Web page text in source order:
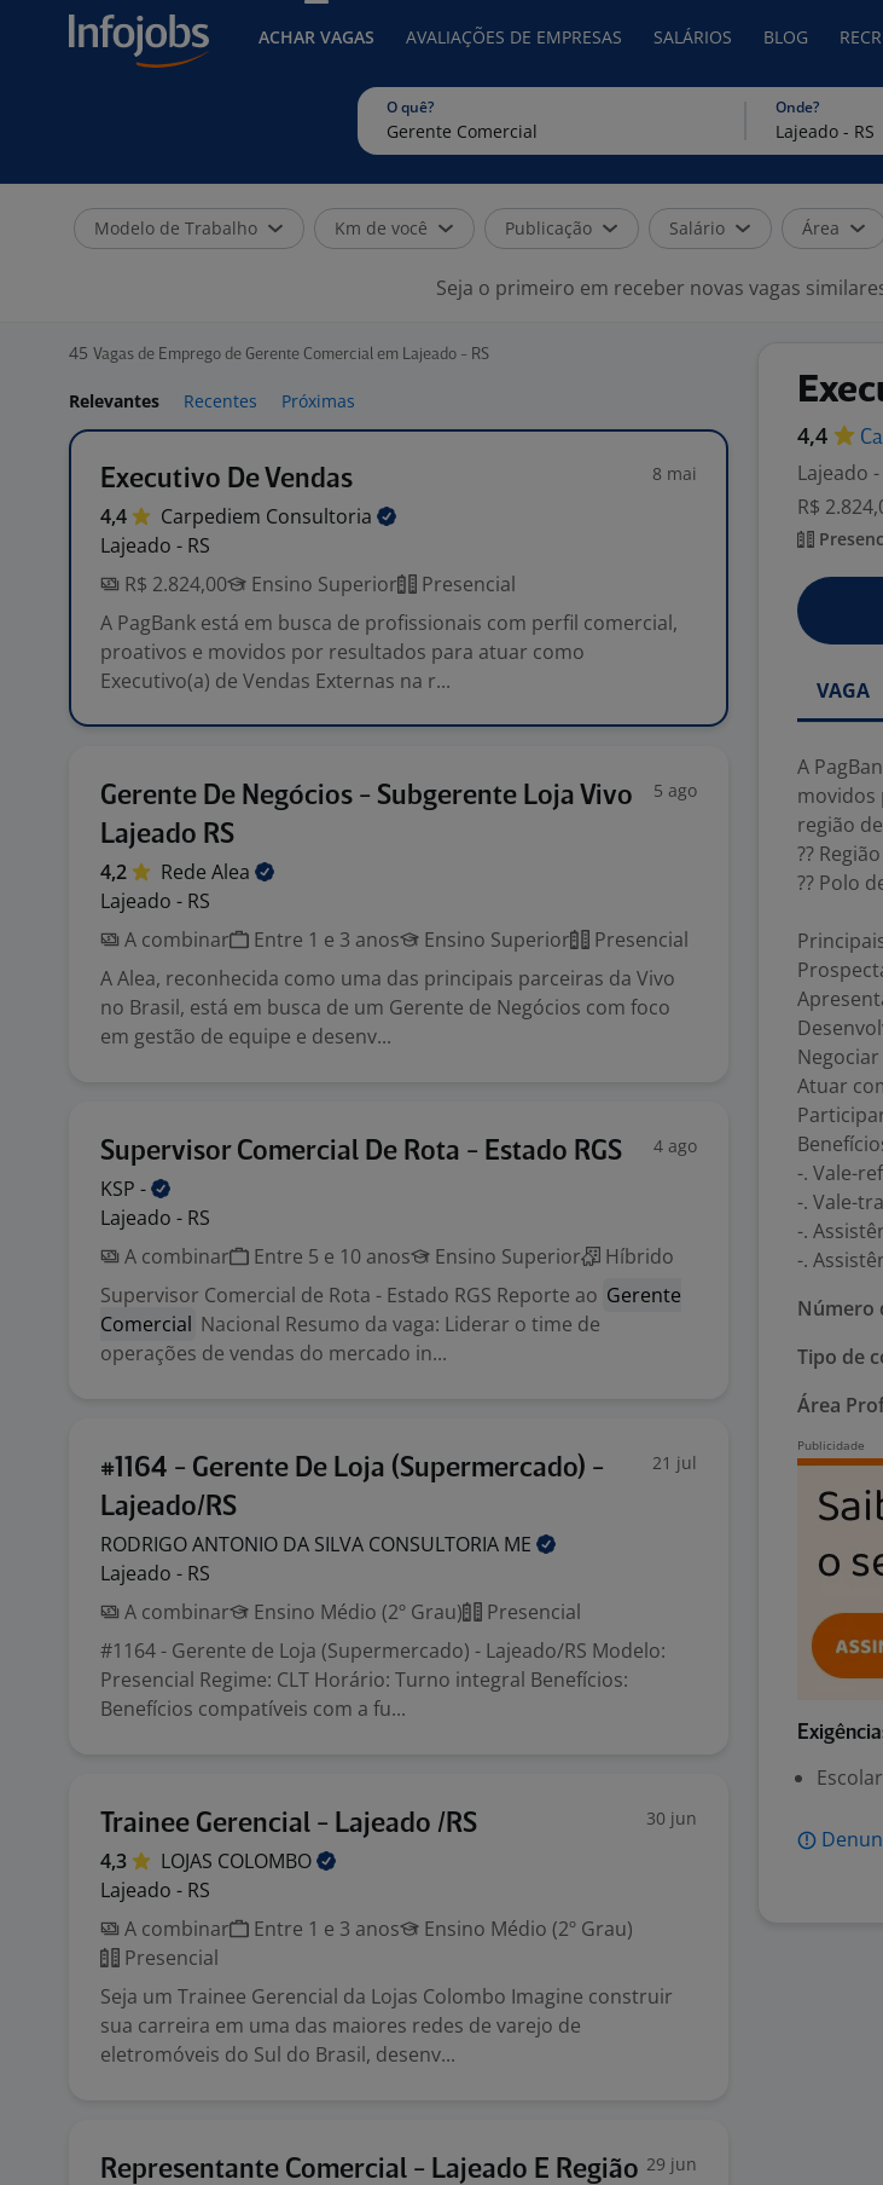
ACHAR VAGAS AVALIAÇÕES DE EMPRESAS SALÁRIOS BLOG
O quê? Onde?
Modelo de Trabalho Km de você Publicação Salário Área
Seja o primeiro em receber novas vagas
45 Vagas de Emprego de Gerente Comercial em Lajeado - RS
Relevantes Recentes Próximas
Executivo De Vendas 8 mai
4,4 Carpediem Consultoria
Lajeado - RS
R$ 2.824,00
Ensino Superior
Presencial
A PagBank está em busca de profissionais com perfil comercial,
proativos e movidos por resultados para atuar como
Executivo(a) de Vendas Externas na r...
Gerente De Negócios - Subgerente Loja Vivo
Lajeado RS
5 ago
4,2 Rede Alea
Lajeado - RS
A combinar
Entre 1 e 3 anos Ensino Superior
Presencial
A Alea, reconhecida como uma das principais parceiras da Vivo
no Brasil, está em busca de um Gerente de Negócios com foco
em gestão de equipe e desenv...
Supervisor Comercial De Rota - Estado RGS 4 ago
KSP -
Lajeado - RS
A combinar
Entre 5 e 10 anos Ensino Superior
Híbrido
Supervisor Comercial de Rota - Estado RGS Reporte ao Gerente
Comercial Nacional Resumo da vaga: Liderar o time de
operações de vendas do mercado in...
#1164 - Gerente De Loja (Supermercado) -
Lajeado/RS
21 jul
RODRIGO ANTONIO DA SILVA CONSULTORIA ME
Lajeado - RS
A combinar
Ensino Médio (2º Grau)
Presencial
#1164 - Gerente de Loja (Supermercado) - Lajeado/RS Modelo:
Presencial Regime: CLT Horário: Turno integral Benefícios:
Benefícios compatíveis com a fu...
Trainee Gerencial - Lajeado /RS 30 jun
4,3 LOJAS COLOMBO
Lajeado - RS
A combinar
Entre 1 e 3 anos
Ensino Médio (2º Grau)
Presencial
Seja um Trainee Gerencial da Lojas Colombo Imagine construir
sua carreira em uma das maiores redes de varejo de
eletromóveis do Sul do Brasil, desenv...
Representante Comercial - Lajeado E Região 29 jun
4,4
Lajeado -
R$
VAGA
A
movidos
região
??
?? Polo
Atuar
-. Vale-
-. Vale-
-.
-.
Número
Tipo de
Área